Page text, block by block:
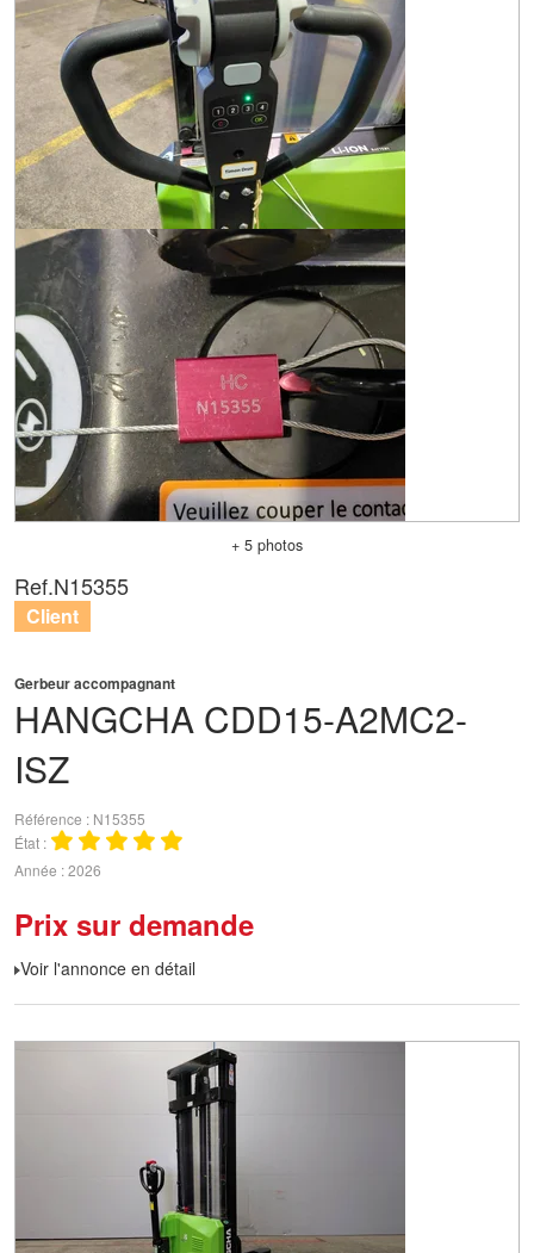
+ 5 photos
HANGCHA CDD15-A2MC2-
ISZ
Gerbeur accompagnant
Référence
N15355
État
Année 2026
Prix sur demande
Voir l'annonce en détail
Ref.N15355
Client